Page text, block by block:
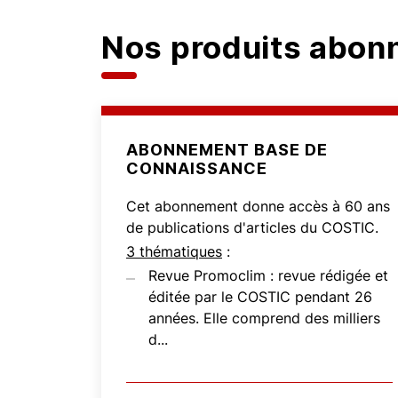
Nos produits
ABONNEMENT BASE DE
CONNAISSANCE
Cet abonnement donne accès à 60 ans
de publications d'articles du COSTIC.
3 thématiques :
Revue Promoclim : revue rédigée et
éditée par le COSTIC pendant 26
années. Elle comprend des milliers
d...